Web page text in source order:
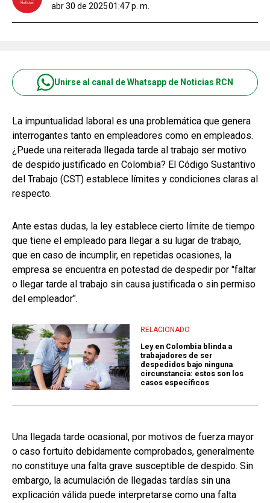
abr 30 de 202501:47 p. m.
Unirse al canal de Whatsapp de Noticias RCN
La impuntualidad laboral es una problemática que genera
interrogantes tanto en empleadores como en empleados.
¿Puede una reiterada llegada tarde al trabajo ser motivo
de despido justificado en Colombia? El Código Sustantivo
del Trabajo (CST) establece límites y condiciones claras al
respecto.
Ante estas dudas, la ley establece cierto límite de tiempo
que tiene el empleado para llegar a su lugar de trabajo,
que en caso de incumplir, en repetidas ocasiones, la
empresa se encuentra en potestad de despedir por "faltar
o llegar tarde al trabajo sin causa justificada o sin permiso
del empleador".
RELACIONADO
Ley en Colombia blinda a
trabajadores de ser
despedidos bajo ninguna
circunstancia: estos son los
casos específicos
Una llegada tarde ocasional, por motivos de fuerza mayor
o caso fortuito debidamente comprobados, generalmente
no constituye una falta grave susceptible de despido. Sin
embargo, la acumulación de llegadas tardías sin una
explicación válida puede interpretarse como una falta